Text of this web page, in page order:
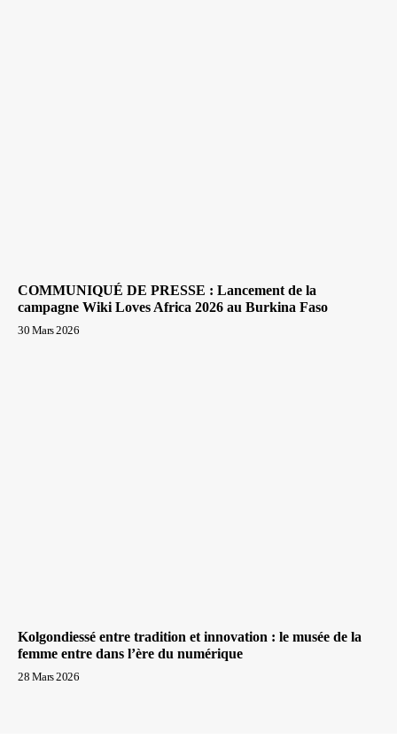
COMMUNIQUÉ DE PRESSE : Lancement de la
campagne Wiki Loves Africa 2026 au Burkina Faso
30 Mars 2026
Kolgondiessé entre tradition et innovation : le musée de la
femme entre dans l’ère du numérique
28 Mars 2026